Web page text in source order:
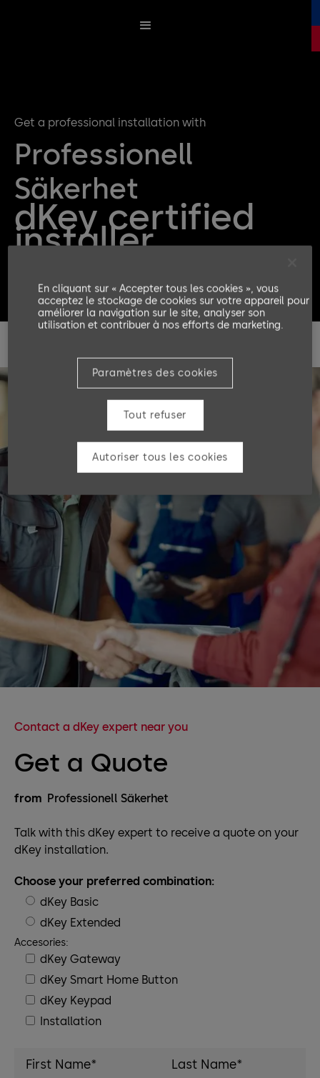
Get a professional installation with
Professionell
Säkerhet
dKey certified
installer
Get a quote for your dKey Installation
Contact a dKey expert near you
Get a Quote
from Professionell Säkerhet
Talk with this dKey expert to receive a quote on your
dKey installation.
Choose your preferred combination:
dKey Basic
dKey Extended
Accesories:
dKey Gateway
dKey Smart Home Button
dKey Keypad
Installation
En cliquant sur « Accepter tous les cookies », vous
acceptez le stockage de cookies sur votre appareil pour
améliorer la navigation sur le site, analyser son
utilisation et contribuer à nos efforts de marketing.
Paramètres des cookies
Tout refuser
Autoriser tous les cookies